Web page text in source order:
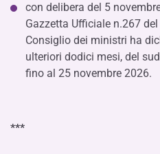
con delibera del 5
Gazzetta Ufficiale n.267
Consiglio dei ministri ha
ulteriori dodici mesi, del
fino al 25 novembre 2026.
***